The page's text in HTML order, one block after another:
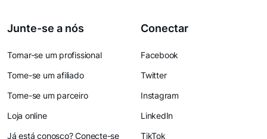
Junte-se a nós
Tornar-se um profissional
Torne-se um afiliado
Torne-se um parceiro
Loja online
Já está conosco? Conecte-se
Conectar
Facebook
Twitter
Instagram
LinkedIn
TikTok